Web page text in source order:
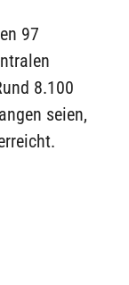
97
8.100
seien,